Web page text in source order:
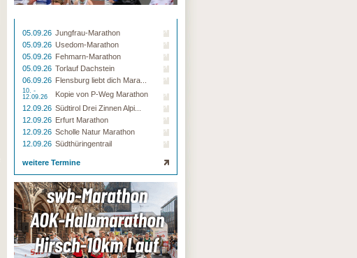
05.09.26 Jungfrau-Marathon
05.09.26 Usedom-Marathon
05.09.26 Fehmarn-Marathon
05.09.26 Torlauf Dachstein
06.09.26 Flensburg liebt dich Mara...
10. -
12.09.26
Kopie von P-Weg Marathon
12.09.26 Südtirol Drei Zinnen Alpi...
12.09.26 Erfurt Marathon
12.09.26 Scholle Natur Marathon
12.09.26 Südthüringentrail
weitere Termine